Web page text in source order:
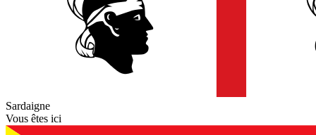
Sardaigne
Vous êtes ici